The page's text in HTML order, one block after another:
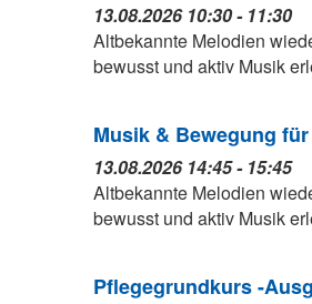
13.08.2026 10:30 - 11:30
Altbekannte Melodien
bewusst und aktiv Musik
Musik & Bewegung
13.08.2026 14:45 - 15:45
Altbekannte Melodien
bewusst und aktiv Musik
Pflegegrundkurs -